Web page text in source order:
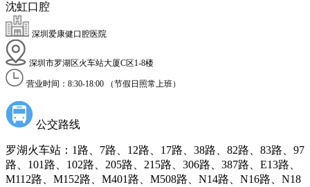
沈虹口腔
深圳爱康健口腔医院
深圳市罗湖区火车站大厦C区1-8楼
营业时间：8:30-18:00 （节假日照常上班）
公交路线
罗湖火车站：1路、7路、12路、17路、38路、82路、83路、97
路、101路、102路、205路、215路、306路、387路、E13路、
M112路、M152路、M401路、M508路、N14路、N16路、N18